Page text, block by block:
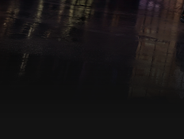
Jazda próbna CUPRĄ
CUPRA For Business